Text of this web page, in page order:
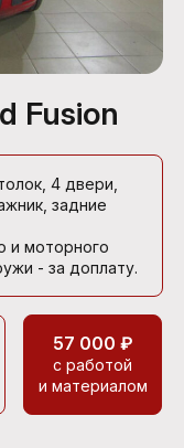
Fusion
4 двери,
задние
и моторного
- за доплату.
57 000 ₽
с работой
и материалом